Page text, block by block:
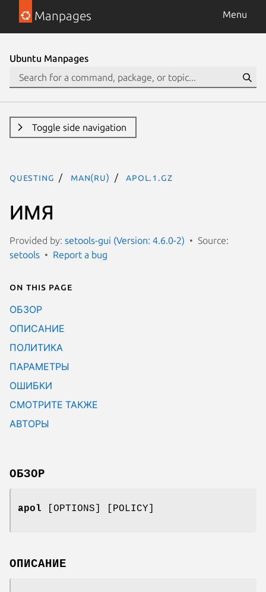
Manpages Menu
Ubuntu Manpages
Toggle side navigation
questing man(ru) apol.1.gz
ИМЯ
Provided by: setools-gui (Version: 4.6.0-2)
Source:
setools
Report a bug
On this page
ОБЗОР
ОПИСАНИЕ
ПОЛИТИКА
ПАРАМЕТРЫ
ОШИБКИ
СМОТРИТЕ ТАКЖЕ
АВТОРЫ
ОБЗОР
apol [OPTIONS] [POLICY]
ОПИСАНИЕ